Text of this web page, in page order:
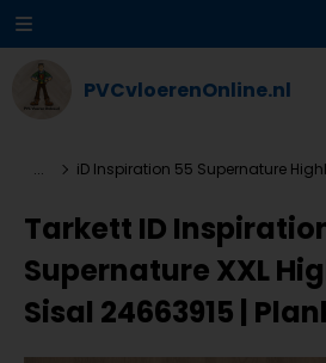
PVCvloerenOnline.nl
... iD Inspiration 55 Supernature
Tarkett ID
Supernature XXL
Sisal 24663915 |